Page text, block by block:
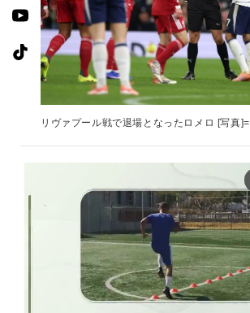
リヴァプール戦で退場となったロメロ [写真